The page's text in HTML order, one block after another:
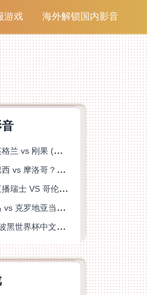
游戏 海外解锁国内影音
在海外看世界杯直播英格兰 vs 刚果 (金)当前地区不可播放？这篇指南帮你突破所有限制
在国外如何看世界杯巴西 vs 摩洛哥？海外党专属体育观赛指南来了
在国外看世界杯中文直播瑞士 VS 哥伦比亚当前地区不可播放？这篇指南帮你搞定
在国外看世界杯巴拿马 vs 克罗地亚当前地区不可播放？这篇指南帮你轻松解决海外体育直播难题
在国外怎么看瑞士 vs 波黑世界杯中文解说？这篇指南帮你搞定所有地区限制问题